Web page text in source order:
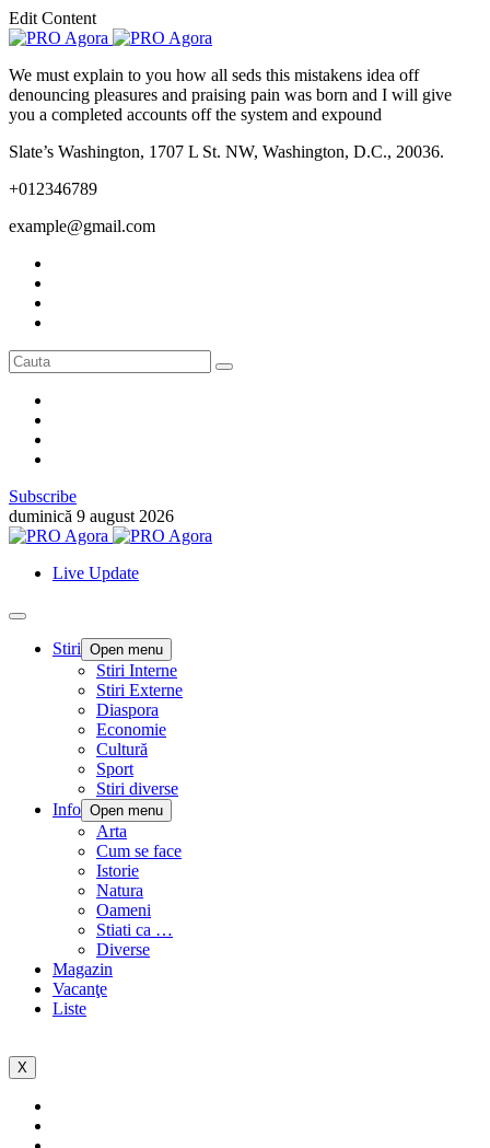
Edit Content
We must explain to you how all seds this mistakens idea off
denouncing pleasures and praising pain was born and I will give
you a completed accounts off the system and expound
Slate’s Washington, 1707 L St. NW, Washington, D.C., 20036.
+012346789
example@gmail.com
Subscribe
duminică 9 august 2026
Live Update
Stiri Open menu
Stiri Interne
Stiri Externe
Diaspora
Economie
Cultură
Sport
Stiri diverse
Info Open menu
Arta
Cum se face
Istorie
Natura
Oameni
Stiati ca …
Diverse
Magazin
Vacanţe
Liste
X